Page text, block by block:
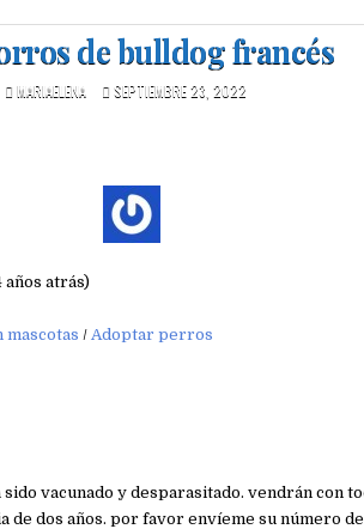
de bulldog francés
MARIAELENA SEPTIEMBRE 23, 2022
años atrás)
mascotas / Adoptar perros
vacunado y desparasitado. vendrán con
de dos años. por favor envíeme su número